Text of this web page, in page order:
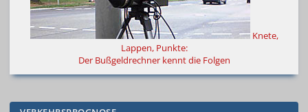
Knete,
Lappen, Punkte:
Der Bußgeldrechner kennt die Folgen